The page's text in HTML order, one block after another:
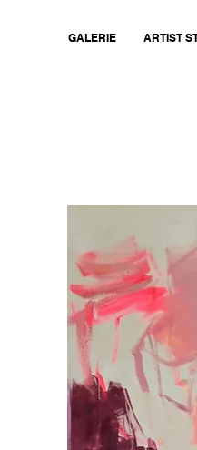
GALERIE ARTIST